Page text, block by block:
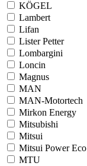
KÖGEL
Lambert
Lifan
Lister Petter
Lombargini
Loncin
Magnus
MAN
MAN-Motortech
Mirkon Energy
Mitsubishi
Mitsui
Mitsui Power Eco
MTU